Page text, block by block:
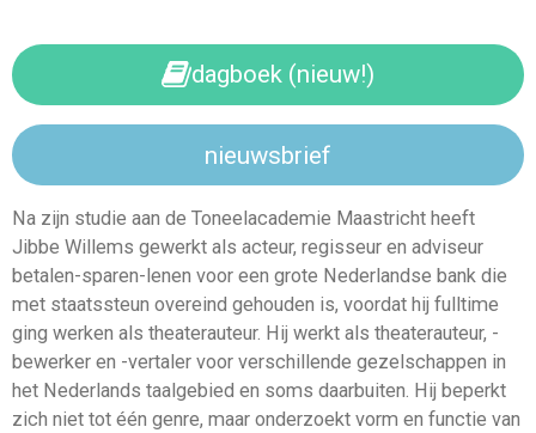
dagboek (nieuw!)
nieuwsbrief
Na zijn studie aan de Toneelacademie Maastricht heeft
Jibbe Willems gewerkt als acteur, regisseur en adviseur
betalen-sparen-lenen voor een grote Nederlandse bank die
met staatssteun overeind gehouden is, voordat hij fulltime
ging werken als theaterauteur. Hij werkt als theaterauteur, -
bewerker en -vertaler voor verschillende gezelschappen in
het Nederlands taalgebied en soms daarbuiten. Hij beperkt
zich niet tot één genre, maar onderzoekt vorm en functie van